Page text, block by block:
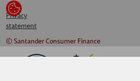
Privacy
statement
© Santander Consumer Finance